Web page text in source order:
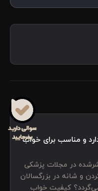
و مناسب برای خواب
در مجلات پزشکی
گردن و شانه در بزرگسالان
کیفیت خواب